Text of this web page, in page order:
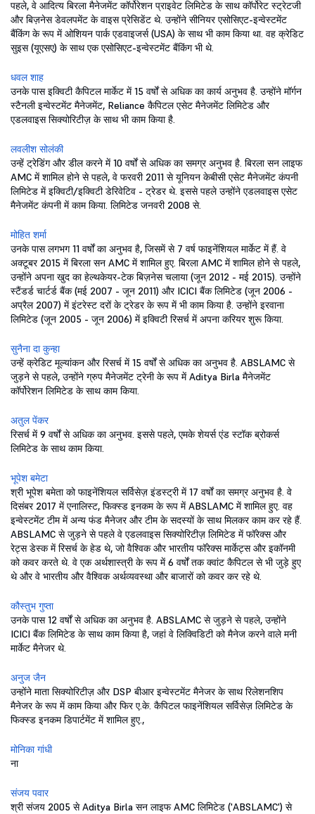
पहले, वे आदित्य बिरला मैनेजमेंट कॉर्पोरेशन प्राइवेट लिमिटेड के साथ कॉर्पोरेट स्ट्रेटजी
और बिज़नेस डेवलपमेंट के वाइस प्रेसिडेंट थे. उन्होंने सीनियर एसोसिएट-इन्वेस्टमेंट
बैंकिंग के रूप में ओशियन पार्क एडवाइजर्स (USA) के साथ भी काम किया था. वह क्रेडिट
सुइस (यूएसए) के साथ एक एसोसिएट-इन्वेस्टमेंट बैंकिंग भी थे.
धवल शाह
उनके पास इक्विटी कैपिटल मार्केट में 15 वर्षों से अधिक का कार्य अनुभव है. उन्होंने मॉर्गन
स्टैनली इन्वेस्टमेंट मैनेजमेंट, Reliance कैपिटल एसेट मैनेजमेंट लिमिटेड और
एडलवाइस सिक्योरिटीज़ के साथ भी काम किया है.
लवलीश सोलंकी
उन्हें ट्रेडिंग और डील करने में 10 वर्षों से अधिक का समग्र अनुभव है. बिरला सन लाइफ
AMC में शामिल होने से पहले, वे फरवरी 2011 से यूनियन केबीसी एसेट मैनेजमेंट कंपनी
लिमिटेड में इक्विटी/इक्विटी डेरिवेटिव - ट्रेडर थे. इससे पहले उन्होंने एडलवाइस एसेट
मैनेजमेंट कंपनी में काम किया. लिमिटेड जनवरी 2008 से.
मोहित शर्मा
उनके पास लगभग 11 वर्षों का अनुभव है, जिसमें से 7 वर्ष फाइनेंशियल मार्केट में हैं. वे
अक्टूबर 2015 में बिरला सन AMC में शामिल हुए. बिरला AMC में शामिल होने से पहले,
उन्होंने अपना खुद का हेल्थकेयर-टेक बिज़नेस चलाया (जून 2012 - मई 2015). उन्होंने
स्टैंडर्ड चार्टर्ड बैंक (मई 2007 - जून 2011) और ICICI बैंक लिमिटेड (जून 2006 -
अप्रैल 2007) में इंटरेस्ट दरों के ट्रेडर के रूप में भी काम किया है. उन्होंने इरवाना
लिमिटेड (जून 2005 - जून 2006) में इक्विटी रिसर्च में अपना करियर शुरू किया.
सुनैना दा कुन्हा
उन्हें क्रेडिट मूल्यांकन और रिसर्च में 15 वर्षों से अधिक का अनुभव है. ABSLAMC से
जुड़ने से पहले, उन्होंने ग्रुप मैनेजमेंट ट्रेनी के रूप में Aditya Birla मैनेजमेंट
कॉर्पोरेशन लिमिटेड के साथ काम किया.
अतुल पेंकर
रिसर्च में 9 वर्षों से अधिक का अनुभव. इससे पहले, एमके शेयर्स एंड स्टॉक ब्रोकर्स
लिमिटेड के साथ काम किया.
भूपेश बमेटा
श्री भूपेश बमेता को फाइनेंशियल सर्विसेज़ इंडस्ट्री में 17 वर्षों का समग्र अनुभव है. वे
दिसंबर 2017 में एनालिस्ट, फिक्स्ड इनकम के रूप में ABSLAMC में शामिल हुए. वह
इन्वेस्टमेंट टीम में अन्य फंड मैनेजर और टीम के सदस्यों के साथ मिलकर काम कर रहे हैं.
ABSLAMC से जुड़ने से पहले वे एडलवाइस सिक्योरिटीज़ लिमिटेड में फॉरेक्स और
रेट्स डेस्क में रिसर्च के हेड थे, जो वैश्विक और भारतीय फॉरेक्स मार्केट्स और इकॉनमी
को कवर करते थे. वे एक अर्थशास्त्री के रूप में 6 वर्षों तक क्वांट कैपिटल से भी जुड़े हुए
थे और वे भारतीय और वैश्विक अर्थव्यवस्था और बाजारों को कवर कर रहे थे.
कौस्तुभ गुप्ता
उनके पास 12 वर्षों से अधिक का अनुभव है. ABSLAMC से जुड़ने से पहले, उन्होंने
ICICI बैंक लिमिटेड के साथ काम किया है, जहां वे लिक्विडिटी को मैनेज करने वाले मनी
मार्केट मैनेजर थे.
अनुज जैन
उन्होंने माता सिक्योरिटीज़ और DSP बीआर इन्वेस्टमेंट मैनेजर के साथ रिलेशनशिप
मैनेजर के रूप में काम किया और फिर ए.के. कैपिटल फाइनेंशियल सर्विसेज़ लिमिटेड के
फिक्स्ड इनकम डिपार्टमेंट में शामिल हुए.,
मोनिका गांधी
ना
संजय पवार
श्री संजय 2005 से Aditya Birla सन लाइफ AMC लिमिटेड ('ABSLAMC') से